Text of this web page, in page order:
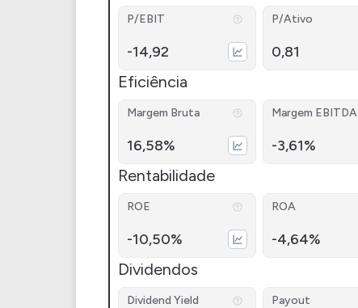
P/EBIT
-14,92
P/Ativo
0,81
Eficiência
Margem Bruta
16,58%
Margem EBITDA
-3,61%
Rentabilidade
ROE
-10,50%
ROA
-4,64%
Dividendos
Dividend Yield Payout